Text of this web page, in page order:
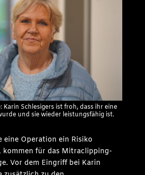
Karin Schlesigers ist froh, dass ihr eine
und sie wieder leistungsfähig ist.
eine Operation ein Risiko
kommen für das Mitraclipping-
Vor dem Eingriff bei Karin